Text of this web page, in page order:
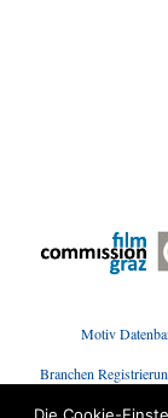
Motiv
Branchen